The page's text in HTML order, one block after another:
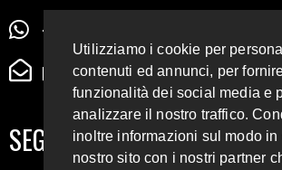
+39 345 72 72 88 5
radiodigiesse@gmail.com
SEGUICI SUI SOCIAL
Utilizziamo i cookie per
contenuti ed annunci, per
funzionalità dei social media e
analizzare il nostro traffico.
inoltre informazioni sul modo in
nostro sito con i nostri partner